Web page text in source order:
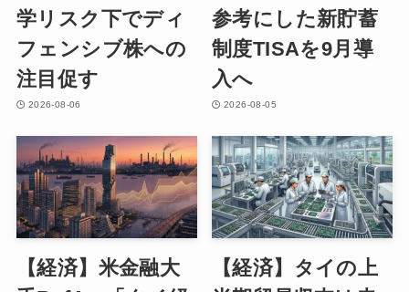
学リスク下でディ
フェンシブ株への
注目促す
2026-08-06
参考にした新貯蓄
制度TISAを9月導
入へ
2026-08-05
【経済】米金融大
【経済】タイの上